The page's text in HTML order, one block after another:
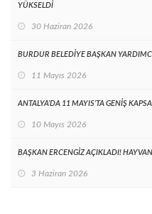
YÜKSELDİ
30 Haziran 2026
BURDUR BELEDİYE BAŞKAN
11 Mayıs 2026
ANTALYA’DA 11 MAYIS’TA GENİŞ
10 Mayıs 2026
BAŞKAN ERCENGİZ AÇIKLADI!
3 Haziran 2026